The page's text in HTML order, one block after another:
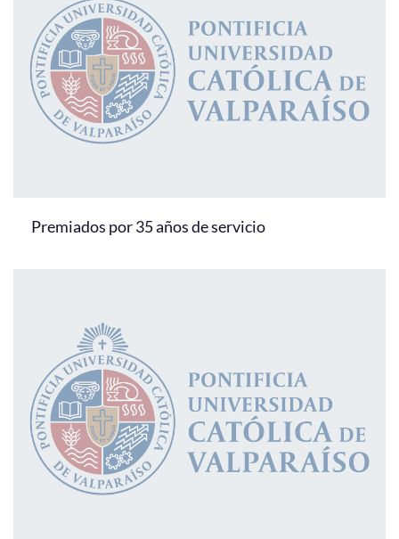
Premiados por 35 años de servicio